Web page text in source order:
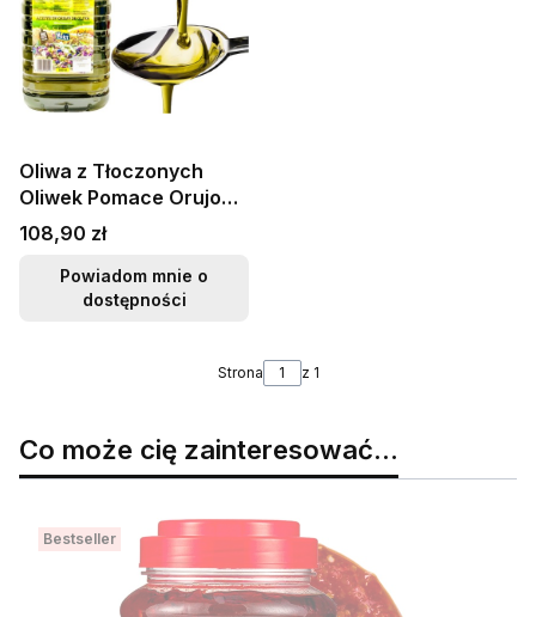
Oliwa z Tłoczonych
Oliwek Pomace Orujo
Olive Oil Virgin 5L
5000ml KIER
Cena
108,90 zł
Powiadom mnie o
dostępności
Strona z 1
Co może cię zainteresować...
Bestseller